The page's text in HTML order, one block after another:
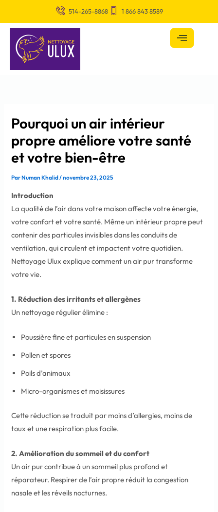
514-265-8868 1 866 843 8589
Pourquoi un air intérieur
propre améliore votre santé
et votre bien-être
ParNuman Khalid/novembre 23, 2025
Introduction
La qualité de l’air dans votre maison affecte votre énergie,
votre confort et votre santé. Même un intérieur propre peut
contenir des particules invisibles dans les conduits de
ventilation, qui circulent et impactent votre quotidien.
Nettoyage Ulux explique comment un air pur transforme
votre vie.
1. Réduction des irritants et allergènes
Un nettoyage régulier élimine :
Poussière fine et particules en suspension
Pollen et spores
Poils d’animaux
Micro-organismes et moisissures
Cette réduction se traduit par moins d’allergies, moins de
toux et une respiration plus facile.
2. Amélioration du sommeil et du confort
Un air pur contribue à un sommeil plus profond et
réparateur. Respirer de l’air propre réduit la congestion
nasale et les réveils nocturnes.